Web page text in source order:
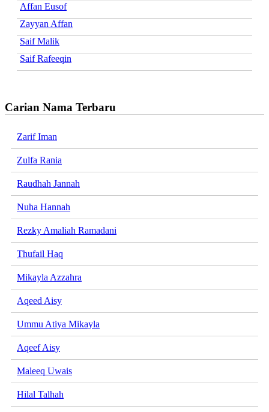
Affan Eusof
Zayyan Affan
Saif Malik
Saif Rafeeqin
Carian Nama Terbaru
Zarif Iman
Zulfa Rania
Raudhah Jannah
Nuha Hannah
Rezky Amaliah Ramadani
Thufail Haq
Mikayla Azzahra
Aqeed Aisy
Ummu Atiya Mikayla
Aqeef Aisy
Maleeq Uwais
Hilal Talhah